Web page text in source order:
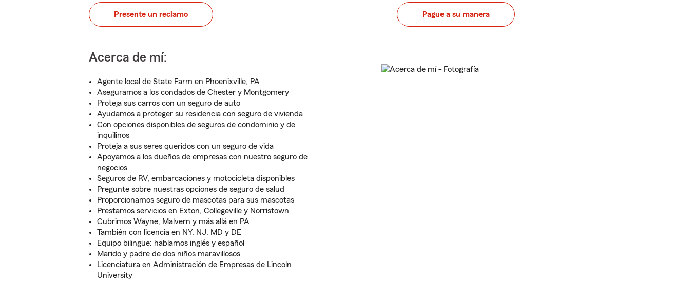
Presente un reclamo Pague a su manera
Acerca de mí:
Agente local de State Farm en Phoenixville, PA
Aseguramos a los condados de Chester y Montgomery
Proteja sus carros con un seguro de auto
Ayudamos a proteger su residencia con seguro de vivienda
Con opciones disponibles de seguros de condominio y de
inquilinos
Proteja a sus seres queridos con un seguro de vida
Apoyamos a los dueños de empresas con nuestro seguro de
negocios
Seguros de RV, embarcaciones y motocicleta disponibles
Pregunte sobre nuestras opciones de seguro de salud
Proporcionamos seguro de mascotas para sus mascotas
Prestamos servicios en Exton, Collegeville y Norristown
Cubrimos Wayne, Malvern y más allá en PA
También con licencia en NY, NJ, MD y DE
Equipo bilingüe: hablamos inglés y español
Marido y padre de dos niños maravillosos
Licenciatura en Administración de Empresas de Lincoln
University